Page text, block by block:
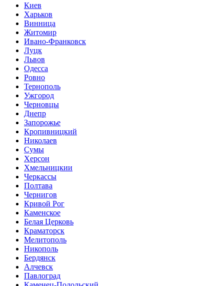
Киев
Харьков
Винница
Житомир
Ивано-Франковск
Луцк
Львов
Одесса
Ровно
Тернополь
Ужгород
Черновцы
Днепр
Запорожье
Кропивницкий
Николаев
Сумы
Херсон
Хмельницкии
Черкассы
Полтава
Чернигов
Кривой Рог
Каменское
Белая Церковь
Краматорск
Мелитополь
Никополь
Бердянск
Алчевск
Павлоград